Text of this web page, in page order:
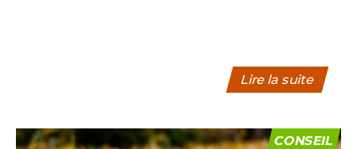
Lire la suite
CONSEIL